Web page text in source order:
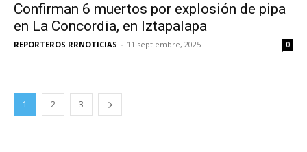
Confirman 6 muertos por explosión de pipa
en La Concordia, en Iztapalapa
REPORTEROS RRNOTICIAS - 11 septiembre, 2025 0
1 2 3